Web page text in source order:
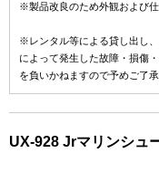
※製品改良のため外観および
※レンタル等による貸し出し
によって発生した故障・損傷
を負いかねますので予めご了承
UX-928 Jrマリンシュ